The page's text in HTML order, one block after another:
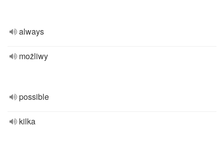
always
możliwy
possible
kilka